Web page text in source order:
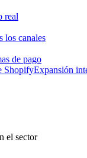
real
los canales
de pago
ShopifyExpansión
el sector